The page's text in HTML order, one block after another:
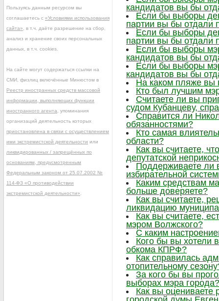
кандидатов вы бы
Если бы выборы
партии вы бы отдали
Если бы выборы
партии вы бы отдали
Если бы выборы
кандидатов вы бы
Если бы выборы
кандидатов вы бы
На каком пляже вы
Кто был лучшим
Считаете ли вы
судом Кубанцеву,
Справится ли
обязанностями?
Кто самая
области?
Как вы считаете,
депутатской
Поддерживаете ли
избирательной
Каким средствам
больше доверяете?
Как вы считаете,
ликвидацию
Как вы считаете,
мэром Волжского?
С каким
Кого бы вы хотели
обкома КПРФ?
Как справилась
отопительному
За кого бы вы
выборах мэра города?
Как вы оцениваете
Пользуясь данным ресурсом вы
соглашаетесь с «Условиями использования
сайта» , в т.ч. даёте разрешение на сбор,
анализ и хранение своих персональных
данных, в т.ч. cookies.
На сайте могут содержаться ссылки на
СМИ, физлиц включённые Минюстом в
Реестр иностранных средств массовой
информации, выполняющих функции
иностранного агента , упоминания
организаций деятельность которых
приостановлена в связи с осуществлением
ими экстремистской деятельности или
ликвидированных / запрещённых по
основаниям, предусмотренным
Федеральным законом от 25.07.2002 №
114-ФЗ «О противодействии
экстремистской деятельности»